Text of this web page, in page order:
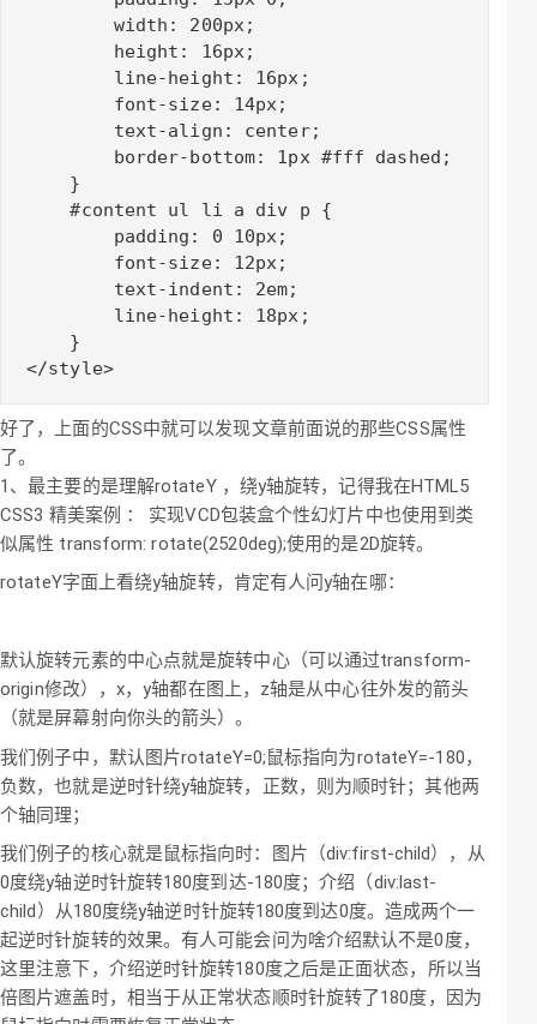
        width: 200px;
        height: 16px;
        line-height: 16px;
        font-size: 14px;
        text-align: center;
        border-bottom: 1px #fff dashed;
    }
    #content ul li a div p {
        padding: 0 10px;
        font-size: 12px;
        text-indent: 2em;
        line-height: 18px;
    }
</style>
好了，上面的CSS中就可以发现文章前面说的那些CSS属性
了。
1、最主要的是理解rotateY ，绕y轴旋转，记得我在HTML5
CSS3 精美案例 ： 实现VCD包装盒个性幻灯片中也使用到类
似属性 transform: rotate(2520deg);使用的是2D旋转。
rotateY字面上看绕y轴旋转，肯定有人问y轴在哪：
默认旋转元素的中心点就是旋转中心（可以通过transform-
origin修改），x，y轴都在图上，z轴是从中心往外发的箭头
（就是屏幕射向你头的箭头）。
我们例子中，默认图片rotateY=0;鼠标指向为rotateY=-180，
负数，也就是逆时针绕y轴旋转，正数，则为顺时针；其他两
个轴同理；
我们例子的核心就是鼠标指向时：图片（div:first-child），从
0度绕y轴逆时针旋转180度到达-180度；介绍（div:last-
child）从180度绕y轴逆时针旋转180度到达0度。造成两个一
起逆时针旋转的效果。有人可能会问为啥介绍默认不是0度，
这里注意下，介绍逆时针旋转180度之后是正面状态，所以当
倍图片遮盖时，相当于从正常状态顺时针旋转了180度，因为